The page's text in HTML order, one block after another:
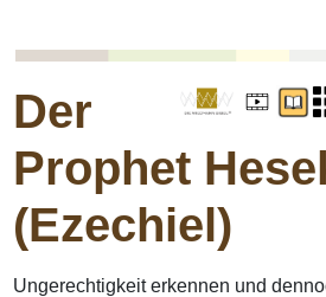
Der
Prophet
(Ezechiel)
Ungerechtigkeit erkennen und